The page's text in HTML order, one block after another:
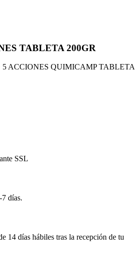
TABLETA 200GR
5 ACCIONES QUIMICAMP TABLETA
SSL
días.
14 días hábiles tras la recepción de tu